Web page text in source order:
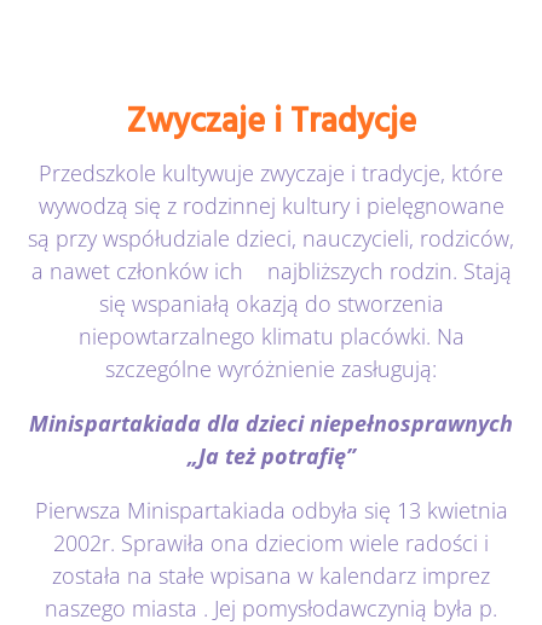
Zwyczaje i Tradycje
Przedszkole kultywuje zwyczaje i tradycje, które
wywodzą się z rodzinnej kultury i pielęgnowane
są przy współudziale dzieci, nauczycieli, rodziców,
a nawet członków ich najbliższych rodzin. Stają
się wspaniałą okazją do stworzenia
niepowtarzalnego klimatu placówki. Na
szczególne wyróżnienie zasługują:
Minispartakiada dla dzieci niepełnosprawnych
„Ja też potrafię”
Pierwsza Minispartakiada odbyła się 13 kwietnia
2002r. Sprawiła ona dzieciom wiele radości i
została na stałe wpisana w kalendarz imprez
naszego miasta . Jej pomysłodawczynią była p.